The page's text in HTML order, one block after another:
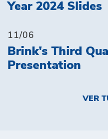
Year 2024 Slides
11/06
Brink's Third
Presentation
VER